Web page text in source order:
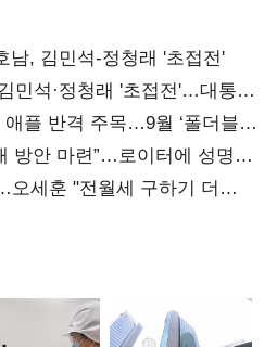
남, 김민석-정청래 '초접전'
민석·정청래 '초접전'…대통령
)
애플 반격 주목…9월 ‘폴더블
방안 마련”…로이터에 성명
오세훈 "전월세 구하기 더